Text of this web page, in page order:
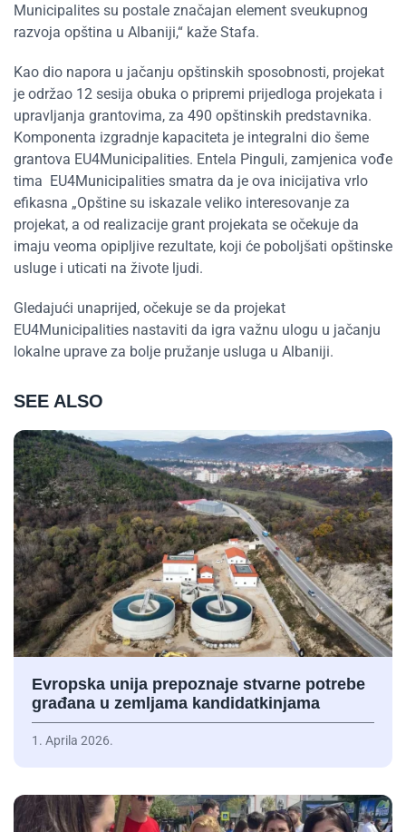
Municipalites su postale značajan element sveukupnog
razvoja opština u Albaniji,“ kaže Stafa.
Kao dio napora u jačanju opštinskih sposobnosti, projekat
je održao 12 sesija obuka o pripremi prijedloga projekata i
upravljanja grantovima, za 490 opštinskih predstavnika.
Komponenta izgradnje kapaciteta je integralni dio šeme
grantova EU4Municipalities. Entela Pinguli, zamjenica vođe
tima EU4Municipalities smatra da je ova inicijativa vrlo
efikasna „Opštine su iskazale veliko interesovanje za
projekat, a od realizacije grant projekata se očekuje da
imaju veoma opipljive rezultate, koji će poboljšati opštinske
usluge i uticati na živote ljudi.
Gledajući unaprijed, očekuje se da projekat
EU4Municipalities nastaviti da igra važnu ulogu u jačanju
lokalne uprave za bolje pružanje usluga u Albaniji.
SEE ALSO
Evropska unija prepoznaje stvarne potrebe
građana u zemljama kandidatkinjama
1. Aprila 2026.